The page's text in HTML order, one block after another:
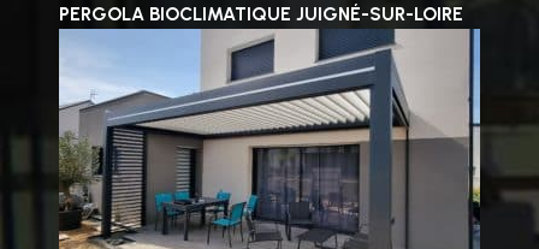
PERGOLA BIOCLIMATIQUE JUIGNÉ-SUR-LOIRE